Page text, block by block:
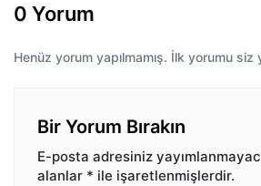
0 Yorum
Henüz yorum yapılmamış. İlk yorumu siz
Bir Yorum Bırakın
E-posta adresiniz
alanlar * ile işaretlenmişlerdir.